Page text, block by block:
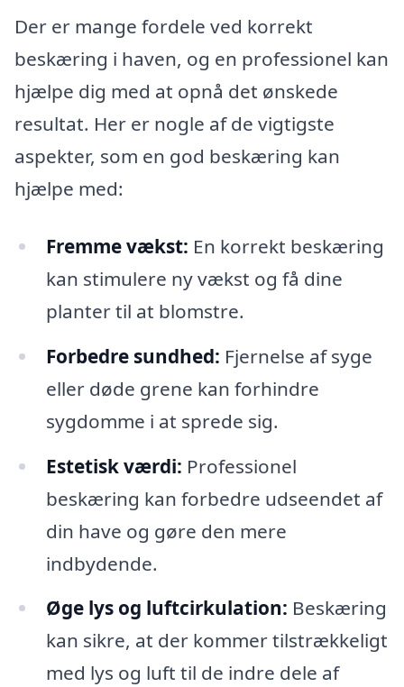
Der er mange fordele ved korrekt
beskæring i haven, og en professionel kan
hjælpe dig med at opnå det ønskede
resultat. Her er nogle af de vigtigste
aspekter, som en god beskæring kan
hjælpe med:
Fremme vækst: En korrekt beskæring
kan stimulere ny vækst og få dine
planter til at blomstre.
Forbedre sundhed: Fjernelse af syge
eller døde grene kan forhindre
sygdomme i at sprede sig.
Estetisk værdi: Professionel
beskæring kan forbedre udseendet af
din have og gøre den mere
indbydende.
Øge lys og luftcirkulation: Beskæring
kan sikre, at der kommer tilstrækkeligt
med lys og luft til de indre dele af